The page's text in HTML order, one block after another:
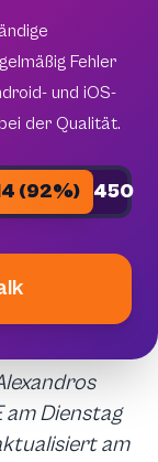
Fehler
und iOS-
der Qualität.
(92%) 450
am Dienstag
am